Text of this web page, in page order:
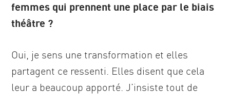
femmes qui prennent une place par le biais
théâtre ?
Oui, je sens une transformation et elles
partagent ce ressenti. Elles disent que cela
leur a beaucoup apporté. J’insiste tout de